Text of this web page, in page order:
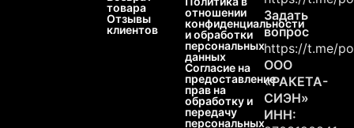
товара
Отзывы
клиентов
отношении
конфиденциальности
и обработки
персональных
данных
Согласие на
предоставление
прав на
обработку и
передачу
персональных
Задать
вопрос
https://t.me/
ООО
«РАКЕТА-
СИЭН»
ИНН: